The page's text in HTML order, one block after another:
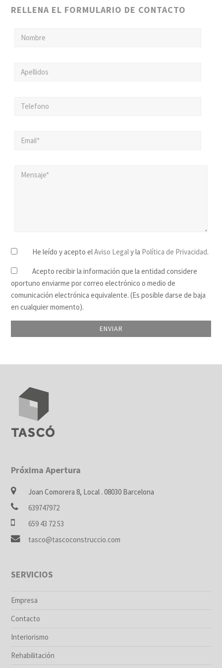
RELLENA EL FORMULARIO DE CONTACTO
He leído y acepto elAviso Legaly la Política de Privacidad.
Acepto recibir la información que la entidad considere
oportuno enviarme por correo electrónico o medio de
comunicación electrónica equivalente. (Es posible darse de baja
en cualquier momento).
Próxima Apertura
Joan Comorera 8, Local . 08030 Barcelona
639747972
659 43 72 53
tasco@tascoconstruccio.com
SERVICIOS
Empresa
Contacto
Interiorismo
Rehabilitación